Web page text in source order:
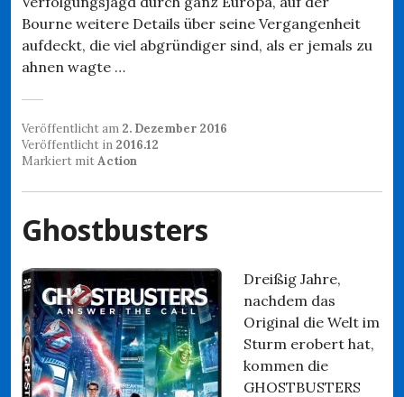
Bourne weitere Details über seine Vergangenheit
aufdeckt, die viel abgründiger sind, als er jemals zu
ahnen wagte …
Veröffentlicht am 2. Dezember 2016
Veröffentlicht in 2016.12
Markiert mitAction
Ghostbusters
Dreißig Jahre,
nachdem das
Original die Welt im
Sturm erobert hat,
kommen die
GHOSTBUSTERS